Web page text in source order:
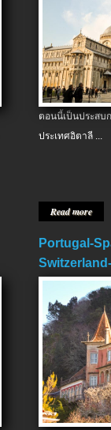
ตอนนี้เป็นประส
ประเทศอิตาลี ...
Read more
Portugal-